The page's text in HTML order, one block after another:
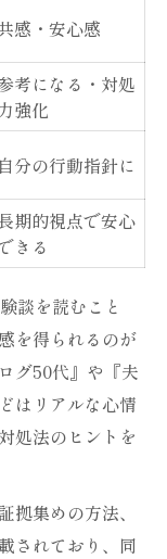
感・安心感
考になる・対処
力強化
自分の行動指針に
期的視点で安心
きる
談を読むこと
を得られるのが
グ50代』や『夫
はリアルな心情
処法のヒントを
集めの方法、
されており、同